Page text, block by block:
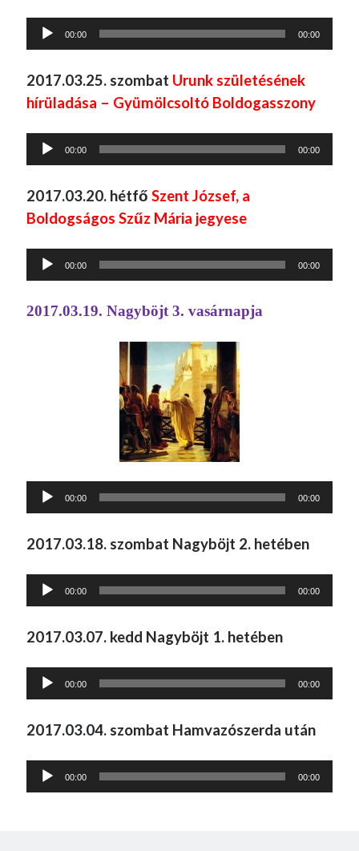
Audió
00:00 00:00
2017.03.25. szombat Urunk születésének
hírüladása – Gyümölcsoltó Boldogasszony
Audió
00:00 00:00
2017.03.20. hétfőSzent József, a
Boldogságos Szűz Mária jegyese
Audió
00:00 00:00
2017.03.19. Nagyböjt 3. vasárnapja
Audió
00:00 00:00
2017.03.18. szombat Nagyböjt 2. hetében
Audió
00:00 00:00
2017.03.07. kedd Nagyböjt 1. hetében
Audió
00:00 00:00
2017.03.04. szombat Hamvazószerda után
Audió
00:00 00:00